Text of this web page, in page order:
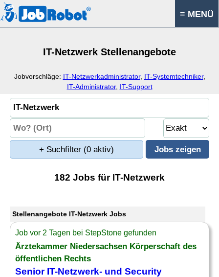
≡ MENÜ
IT-Netzwerk Stellenangebote
Jobvorschläge: IT-Netzwerkadministrator, IT-Systemtechniker,
IT-Administrator, IT-Support
+ Suchfilter (0 aktiv)
182 Jobs für IT-Netzwerk
Stellenangebote IT-Netzwerk Jobs
Job vor 2 Tagen bei StepStone gefunden
Ärztekammer Niedersachsen Körperschaft des
öffentlichen Rechts
Senior IT-Netzwerk- und Security